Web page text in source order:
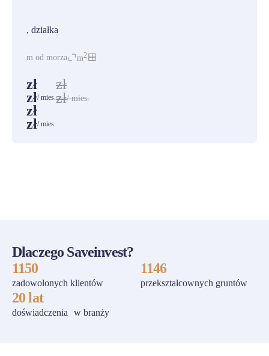
, działka
m od morza m2
zł
zł/ mies.
zł
zł/ mies.
zł
zł/ mies.
Dlaczego Saveinvest?
1150
zadowolonych klientów
1146
przekształcownych gruntów
20 lat
doświadczenia w branży